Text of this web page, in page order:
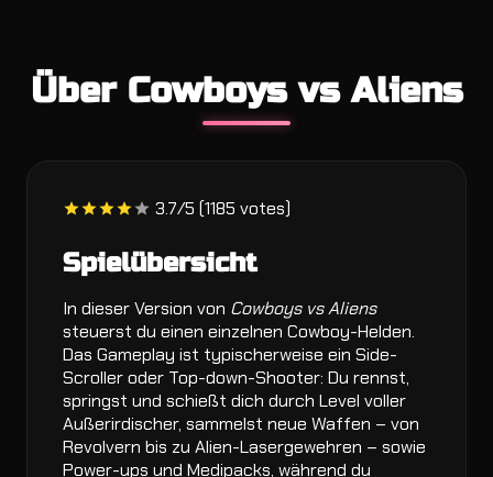
Über Cowboys vs Aliens
3.7/5 (1185 votes)
Spielübersicht
In dieser Version von Cowboys vs Aliens
steuerst du einen einzelnen Cowboy-Helden.
Das Gameplay ist typischerweise ein Side-
Scroller oder Top-down-Shooter: Du rennst,
springst und schießt dich durch Level voller
Außerirdischer, sammelst neue Waffen – von
Revolvern bis zu Alien-Lasergewehren – sowie
Power-ups und Medipacks, während du